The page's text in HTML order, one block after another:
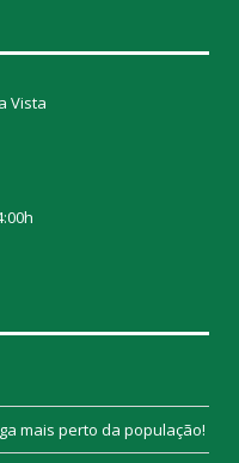
Vista
mais perto da população!